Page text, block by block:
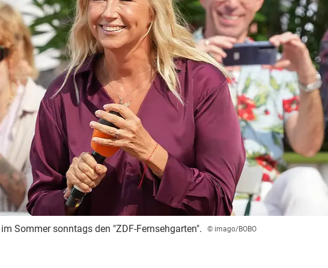
Sommer sonntags den "ZDF-Fernsehgarten". © imago/BOBO